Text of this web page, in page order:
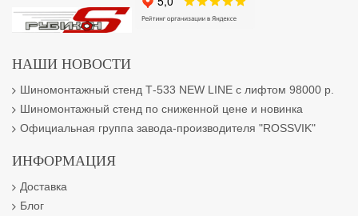
НАШИ НОВОСТИ
Шиномонтажный стенд Т-533 NEW LINE с лифтом 98000 р.
Шиномонтажный стенд по сниженной цене и новинка
Официальная группа завода-производителя "ROSSVIK"
ИНФОРМАЦИЯ
Доставка
Блог